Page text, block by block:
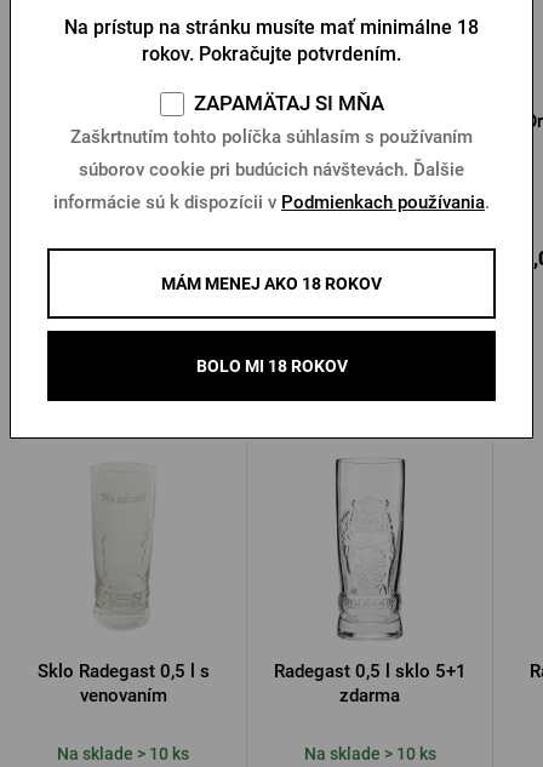
Pilsner Urquell originál
zelená mikina s
kapucňou
Na sklade > 10 ks
64,03 € Kúpiť
Urquell
Na sklade > 10 ks
46,15 € Kúpiť
Ďalšie produkty od Radegastu
Sklo Radegast 0,5 l s
venovaním
Na sklade > 10 ks
Radegast 0,5 l sklo 5+1
zdarma
Na sklade > 10 ks
Na prístup na stránku musíte mať minimálne 18
rokov. Pokračujte potvrdením.
ZAPAMÄTAJ SI MŇA
Zaškrtnutím tohto políčka súhlasím s používaním
súborov cookie pri budúcich návštevách. Ďalšie
informácie sú k dispozícii v Podmienkach používania.
MÁM MENEJ AKO 18 ROKOV
BOLO MI 18 ROKOV